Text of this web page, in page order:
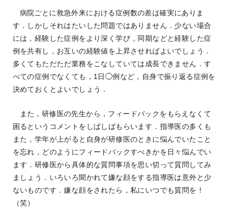
病院ごとに救急外来における症例数の差は確実にありま
す．しかしそれはたいした問題ではありません．少ない場合
には，経験した症例をより深く学び，同期などと経験した症
例を共有し，お互いの経験値を上昇させればよいでしょう．
多くてもただただ業務をこなしていては成長できません．す
べての症例でなくても，1日◯例など，自身で振り返る症例を
決めておくとよいでしょう．
また，研修医の先生から，フィードバックをもらえなくて
困るというコメントをしばしばもらいます．指導医の多くも
また，学年が上がると自身が研修医のときに悩んでいたこと
を忘れ，どのようにフィードバックすべきかを日々悩んでい
ます．研修医から具体的な質問事項を思い切って質問してみ
ましょう．いろいろ聞かれて嫌な顔をする指導医は意外と少
ないものです．嫌な顔をされたら，私にいつでも質問を！
（笑）